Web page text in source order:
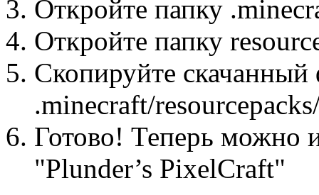
Откройте папку
Откройте папку
Скопируйте скачанный
.minecraft/
Готово! Теперь можно
"Plunder’s PixelCraft"